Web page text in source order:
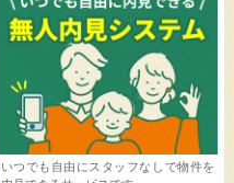
いつでも自由にスタッフなしで物件を